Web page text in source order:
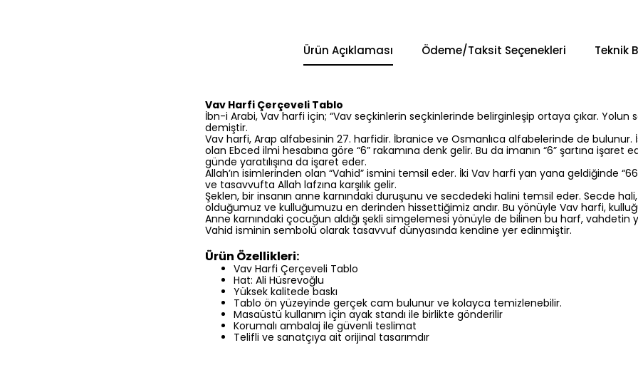
Ürün Açıklaması Ödeme/Taksit Seçenekleri Teknik
Vav Harfi Çerçeveli Tablo
İbn-i Arabi, Vav harfi için; “Vav seçkinlerin seçkinlerinde belirginleşip ortaya çıkar. Yolun
demiştir.
Vav harfi, Arap alfabesinin 27. harfidir. İbranice ve Osmanlıca alfabelerinde de bulunur.
olan Ebced ilmi hesabına göre “6” rakamına denk gelir. Bu da imanın “6” şartına işaret
günde yaratılışına da işaret eder.
Allah’ın isimlerinden olan “Vahid” ismini temsil eder. İki Vav harfi yan yana geldiğinde
ve tasavvufta Allah lafzına karşılık gelir.
Şeklen, bir insanın anne karnındaki duruşunu ve secdedeki halini temsil eder. Secde hali,
olduğumuz ve kulluğumuzu en derinden hissettiğimiz andır. Bu yönüyle Vav harfi,
Anne karnındaki çocuğun aldığı şekli simgelemesi yönüyle de bilinen bu harf, vahdetin
Vahid isminin sembolü olarak tasavvuf dünyasında kendine yer edinmiştir.
Ürün Özellikleri:
Vav Harfi Çerçeveli Tablo
Hat: Ali Hüsrevoğlu
Yüksek kalitede baskı
Tablo ön yüzeyinde gerçek cam bulunur ve kolayca temizlenebilir.
Masaüstü kullanım için ayak standı ile birlikte gönderilir
Korumalı ambalaj ile güvenli teslimat
Telifli ve sanatçıya ait orijinal tasarımdır